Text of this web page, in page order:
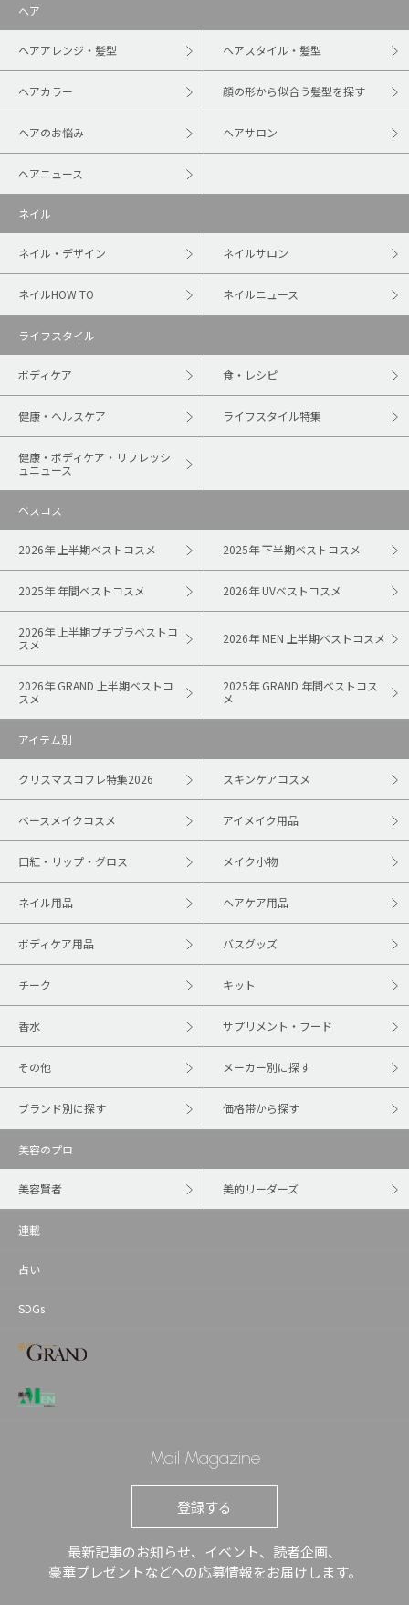
ヘア
ヘアアレンジ・髪型 ヘアスタイル・髪型
ヘアカラー 顔の形から似合う髪型を探す
ヘアのお悩み ヘアサロン
ヘアニュース
ネイル
ネイル・デザイン ネイルサロン
ネイルHOW TO ネイルニュース
ライフスタイル
ボディケア 食・レシピ
健康・ヘルスケア ライフスタイル特集
健康・ボディケア・リフレッシ
ュニュース
ベスコス
2026年 上半期ベストコスメ 2025年 下半期ベストコスメ
2025年 年間ベストコスメ 2026年 UVベストコスメ
2026年 上半期プチプラベストコ
スメ
2026年 MEN 上半期ベストコスメ
2026年 GRAND 上半期ベストコ
スメ
2025年 GRAND 年間ベストコス
メ
アイテム別
クリスマスコフレ特集2026 スキンケアコスメ
ベースメイクコスメ アイメイク用品
口紅・リップ・グロス メイク小物
ネイル用品 ヘアケア用品
ボディケア用品 バスグッズ
チーク キット
香水 サプリメント・フード
その他 メーカー別に探す
ブランド別に探す 価格帯から探す
美容のプロ
美容賢者 美的リーダーズ
連載
占い
SDGs
Mail Magazine
登録する
最新記事のお知らせ、イベント、読者企画、
豪華プレゼントなどへの応募情報をお届けします。